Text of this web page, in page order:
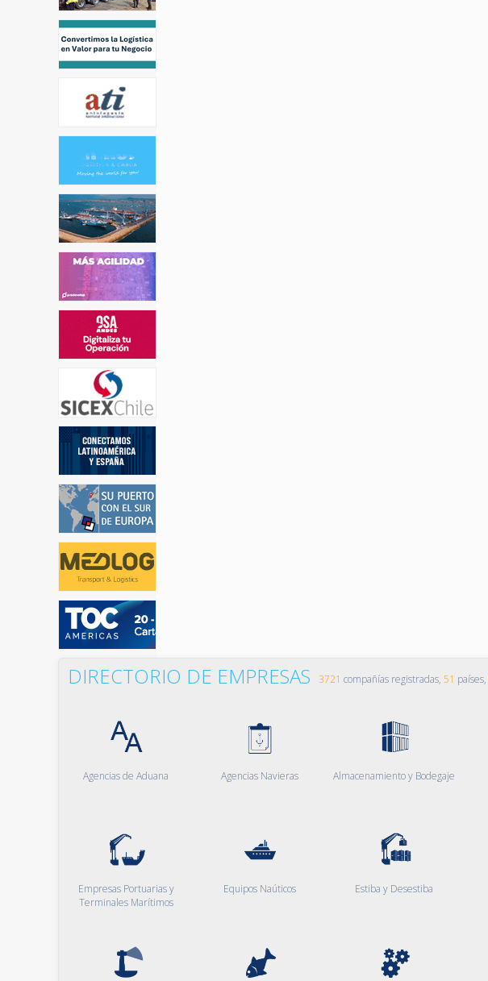
DIRECTORIO DE EMPRESAS 3721 compañías registradas, 51 países,
Agencias de Aduana Agencias Navieras Almacenamiento y Bodegaje
Empresas Portuarias y
Terminales Marítimos
Equipos Naúticos Estiba y Desestiba